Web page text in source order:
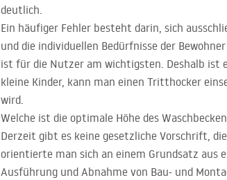
deutlich.
Ein häufiger Fehler besteht darin, sich
und die individuellen Bedürfnisse der
ist für die Nutzer am wichtigsten. Deshalb ist
kleine Kinder, kann man einen Tritthocker
wird.
Welche ist die optimale Höhe des
Derzeit gibt es keine gesetzliche Vorschrift,
orientierte man sich an einem Grundsatz aus
Ausführung und Abnahme von Bau- und